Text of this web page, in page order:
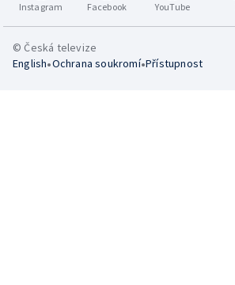
Instagram Facebook YouTube
© Česká televize
English•Ochrana soukromí•Přístupnost